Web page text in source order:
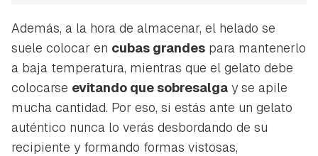
Además, a la hora de almacenar, el helado se
suele colocar en cubas grandes para mantenerlo
a baja temperatura, mientras que el gelato debe
colocarse evitando que sobresalga y se apile
mucha cantidad. Por eso, si estás ante un gelato
auténtico nunca lo verás desbordando de su
recipiente y formando formas vistosas,